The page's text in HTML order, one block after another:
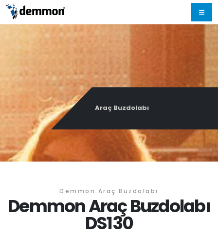
Araç Buzdolabı
Demmon Araç Buzdolabı
Demmon Araç Buzdolabı
DS130